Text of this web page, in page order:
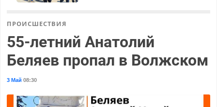
ПРОИСШЕСТВИЯ
55-летний Анатолий
Беляев пропал в Волжском
3 Май 08:30